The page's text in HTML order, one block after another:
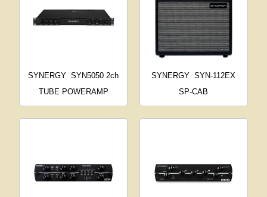
SYNERGY SYN5050 2ch
TUBE POWERAMP
SYNERGY SYN-112EX
SP-CAB